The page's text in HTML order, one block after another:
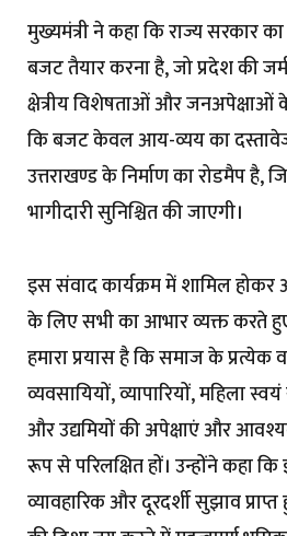
मुख्यमंत्री ने कहा कि राज्य सरकार
बजट तैयार करना है, जो प्रदेश की
क्षेत्रीय विशेषताओं और जनअपेक्षाओं
कि बजट केवल आय-व्यय का
उत्तराखण्ड के निर्माण का रोडमैप है,
भागीदारी सुनिश्चित की जाएगी।
इस संवाद कार्यक्रम में शामिल
के लिए सभी का आभार व्यक्त करते
हमारा प्रयास है कि समाज के प्रत्येक
व्यवसायियों, व्यापारियों, महिला
और उद्यमियों की अपेक्षाएं और
रूप से परिलक्षित हों। उन्होंने कहा
व्यावहारिक और दूरदर्शी सुझाव